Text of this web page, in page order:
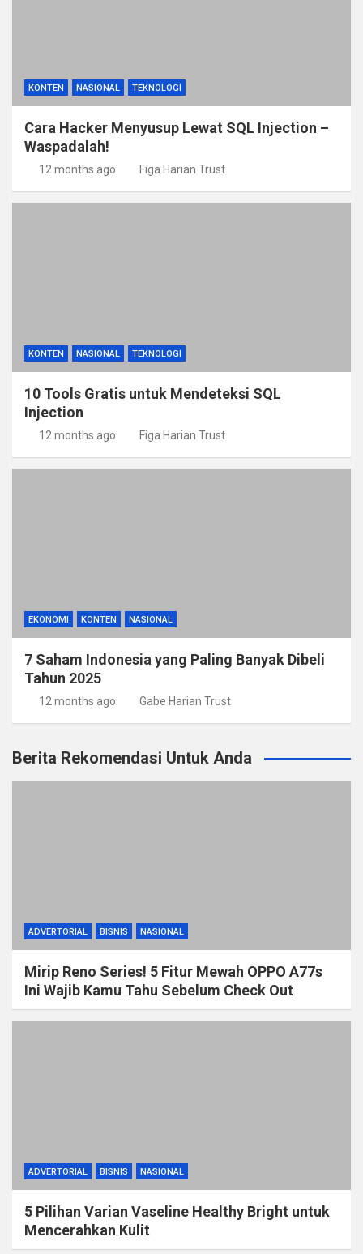
KONTEN NASIONAL TEKNOLOGI
Cara Hacker Menyusup Lewat SQL Injection –
Waspadalah!
12 months ago Figa Harian Trust
KONTEN NASIONAL TEKNOLOGI
10 Tools Gratis untuk Mendeteksi SQL
Injection
12 months ago Figa Harian Trust
EKONOMI KONTEN NASIONAL
7 Saham Indonesia yang Paling Banyak Dibeli
Tahun 2025
12 months ago Gabe Harian Trust
Berita Rekomendasi Untuk Anda
ADVERTORIAL BISNIS NASIONAL
Mirip Reno Series! 5 Fitur Mewah OPPO A77s
Ini Wajib Kamu Tahu Sebelum Check Out
ADVERTORIAL BISNIS NASIONAL
5 Pilihan Varian Vaseline Healthy Bright untuk
Mencerahkan Kulit